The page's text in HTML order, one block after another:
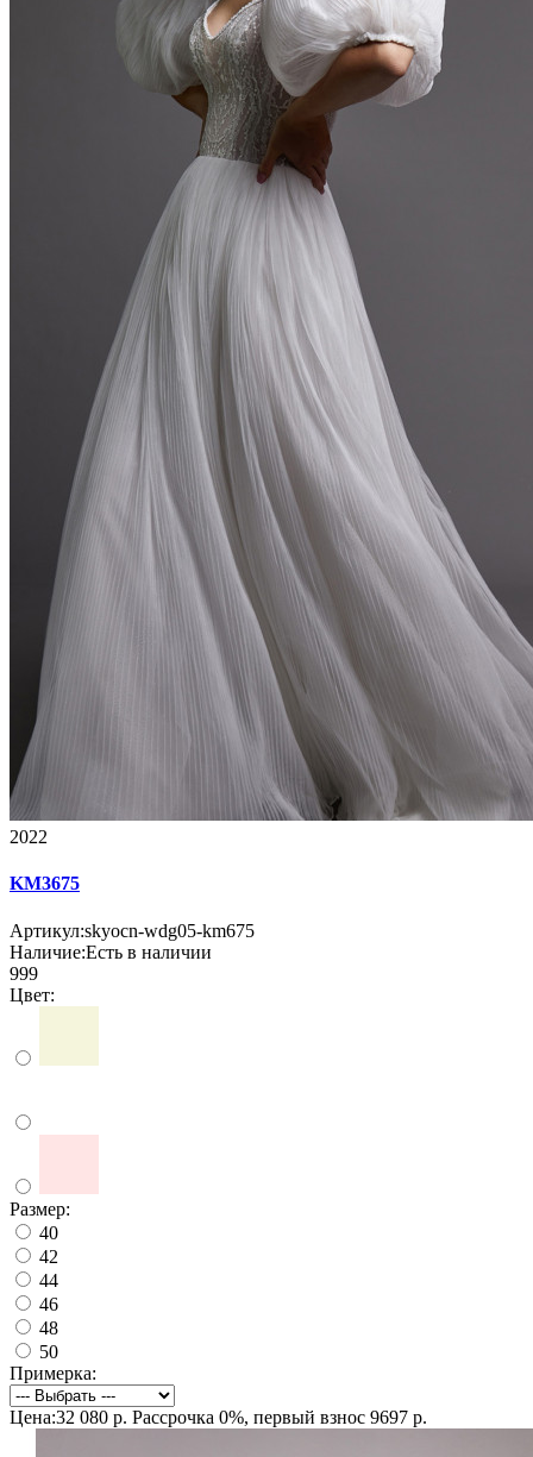
2022
KM3675
Артикул:skyocn-wdg05-km675
Наличие:Есть в наличии
999
Цвет:
Размер:
40
42
44
46
48
50
Примерка:
Цена:32 080 р. Рассрочка 0%, первый взнос 9697 р.